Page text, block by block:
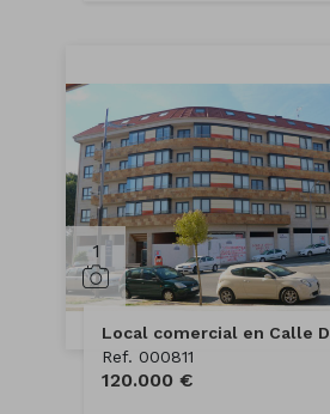
1
Local comercial en Calle D
Ref. 000811
120.000 €